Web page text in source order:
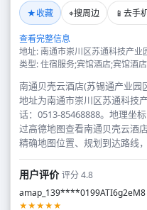
★收藏 ⌖搜周边 📱 去手
查看完整信息
地址: 南通市崇川区苏通科技产
类型: 住宿服务;宾馆酒店;宾馆酒店
南通贝壳云酒店(苏锡通产业园
地址为南通市崇川区苏通科技
话：0513-85468888。地理坐
过高德地图查看南通贝壳云酒
精确地图位置、规划到达路线
用户评价评分 4.8
amap_139****0199ATI6g2eM8
★★★★★